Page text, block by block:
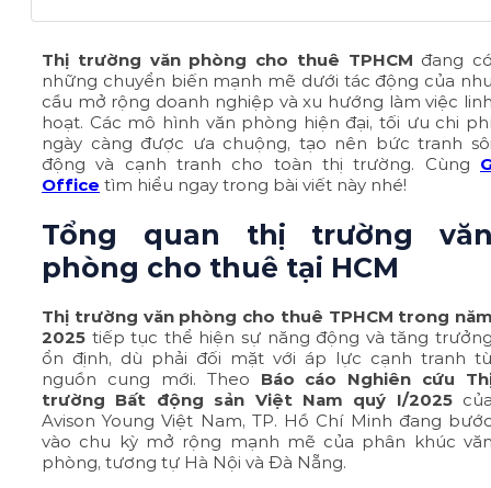
Thị trường văn phòng cho thuê TPHCM đang
những chuyển biến mạnh mẽ dưới tác động của
cầu mở rộng doanh nghiệp và xu hướng làm việc
hoạt. Các mô hình văn phòng hiện đại, tối ưu chi
ngày càng được ưa chuộng, tạo nên bức tranh
động và cạnh tranh cho toàn thị trường. Cùng
Office tìm hiểu ngay trong bài viết này nhé!
Tổng quan thị trường
phòng cho thuê tại HCM
Thị trường văn phòng cho thuê TPHCM trong
2025 tiếp tục thể hiện sự năng động và tăng
ổn định, dù phải đối mặt với áp lực cạnh tranh
nguồn cung mới. Theo Báo cáo Nghiên cứu
trường Bất động sản Việt Nam quý I/2025
Avison Young Việt Nam, TP. Hồ Chí Minh đang
vào chu kỳ mở rộng mạnh mẽ của phân khúc
phòng, tương tự Hà Nội và Đà Nẵng.